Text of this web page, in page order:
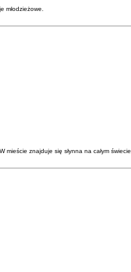
młodzieżowe.
mieście znajduje się słynna na całym